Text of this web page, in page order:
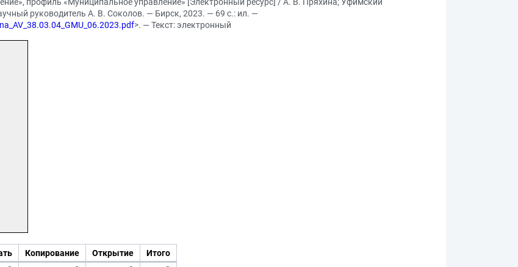
руководитель А. В. Соколов. — Бирск, 2023. — 69 с.: ил. —
>. — Текст: электронный
Копирование Открытие
Итого